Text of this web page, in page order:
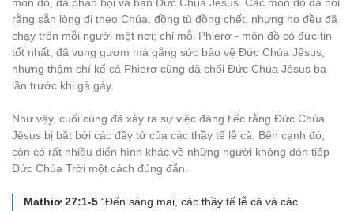
rằng sẵn lòng đi theo Chúa, đồng tù đồng chết, nhưng họ đều đã
chạy trốn mỗi người một nơi; chỉ mỗi Phierơ - môn đồ có đức tin
tốt nhất, đã vung gươm mà gắng sức bảo vệ Đức Chúa Jêsus,
nhưng thậm chí kể cả Phierơ cũng đã chối Đức Chúa Jêsus ba
lần trước khi gà gáy.
Như vậy, cuối cùng đã xảy ra sự việc đáng tiếc rằng Đức Chúa
Jêsus bị bắt bởi các đầy tớ của các thầy tế lễ cả. Bên cạnh đó,
còn có rất nhiều điển hình khác về những người không đón tiếp
Đức Chúa Trời một cách đúng đắn.
Mathiơ 27:1-5 “Đến sáng mai, các thầy tế lễ cả và các